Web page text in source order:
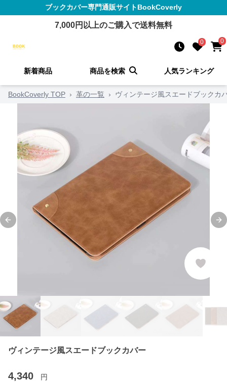
ブックカバー専門通販サイトBookCoverly
7,000円以上のご購入で送料無料
0 0
新着商品 商品を検索 人気ランキング
BookCoverly TOP › 革の一覧 › ヴィンテージ風スエードブックカ
Previous slide
ヴィンテージ風スエードブックカバー
4,340 円